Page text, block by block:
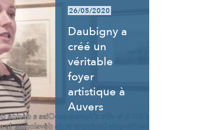
26/05/2020
Daubigny a
créé un
véritable
foyer
artistique à
Auvers